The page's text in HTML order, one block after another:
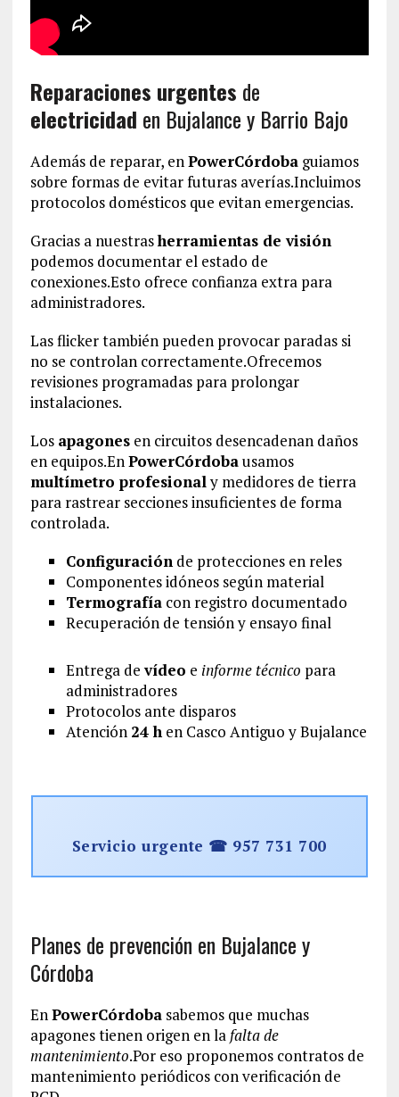
Reparaciones urgentes de
electricidad en Bujalance y Barrio Bajo
Además de reparar, en PowerCórdobaguiamos
sobre formas de evitar futuras averías.Incluimos
protocolos domésticos que evitan emergencias.
Gracias a nuestrasherramientas de visión
podemos documentar el estado de
conexiones.Esto ofrece confianza extra para
administradores.
Las flicker también pueden provocar paradas si
no se controlan correctamente.Ofrecemos
revisiones programadas para prolongar
instalaciones.
Los apagonesen circuitos desencadenan daños
en equipos.En PowerCórdobausamos
multímetro profesionaly medidores de tierra
para rastrear secciones insuficientes de forma
controlada.
Configuración de protecciones en reles
Componentes idóneos según material
Termografíacon registro documentado
Recuperación de tensión y ensayo final
Entrega devídeo e informe técnico para
administradores
Protocolos ante disparos
Atención 24 h en Casco Antiguo y Bujalance
Servicio urgente ☎ 957 731 700
Planes de prevención en Bujalance y
Córdoba
En PowerCórdobasabemos que muchas
apagones tienen origen en la falta de
mantenimiento.Por eso proponemos contratos de
mantenimiento periódicos con verificación de